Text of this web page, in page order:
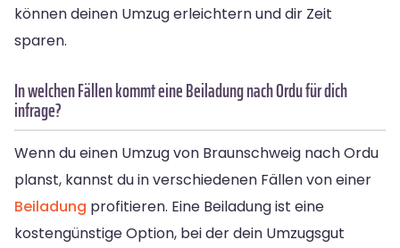
können deinen Umzug erleichtern und dir Zeit
sparen.
In welchen Fällen kommt eine Beiladung nach Ordu für dich
infrage?
Wenn du einen Umzug von Braunschweig nach Ordu
planst, kannst du in verschiedenen Fällen von einer
Beiladung profitieren. Eine Beiladung ist eine
kostengünstige Option, bei der dein Umzugsgut